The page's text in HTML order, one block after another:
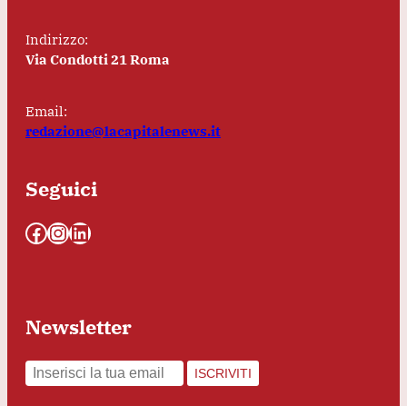
Indirizzo:
Via Condotti 21 Roma
Email:
redazione@lacapitalenews.it
Seguici
Facebook InstagramLinkedIn
Newsletter
ISCRIVITI